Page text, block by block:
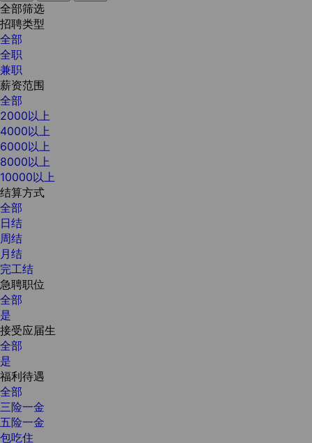
全部筛选
招聘类型
全部
全职
兼职
薪资范围
全部
2000以上
4000以上
6000以上
8000以上
10000以上
结算方式
全部
日结
周结
月结
完工结
急聘职位
全部
是
接受应届生
全部
是
福利待遇
全部
三险一金
五险一金
包吃住